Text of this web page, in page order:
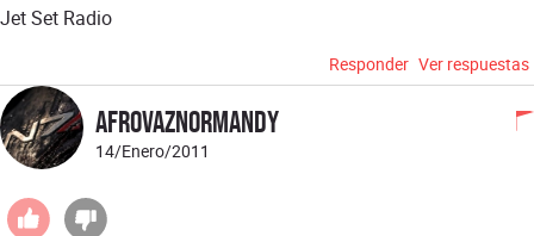
Jet Set Radio
Responder Ver respuestas
AfroVazNormandy
14/Enero/2011